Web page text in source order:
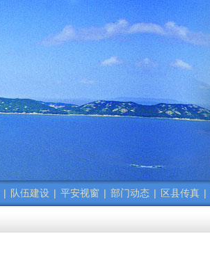
| 队伍建设 | 平安视窗 | 部门动态 | 区县传真 |